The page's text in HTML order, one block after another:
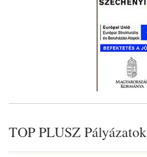
TOP PLUSZ Pályázatok